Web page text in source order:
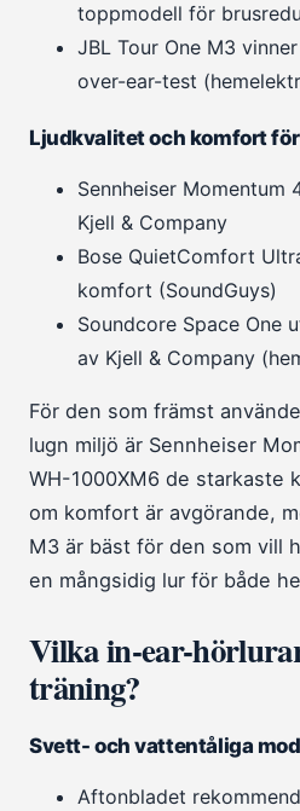
toppmodell för
JBL Tour One M3
over-ear-test
Ljudkvalitet och komfort
Sennheiser
Kjell & Company
Bose QuietComfort
komfort (SoundGuys)
Soundcore Space One
av Kjell & Company
För den som främst
lugn miljö är Sennheiser
WH-1000XM6 de starkaste
om komfort är avgörande,
M3 är bäst för den som vill
en mångsidig lur för både
Vilka in-ear-
träning?
Svett- och vattentåliga
Aftonbladet